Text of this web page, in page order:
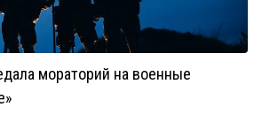
мораторий на военные